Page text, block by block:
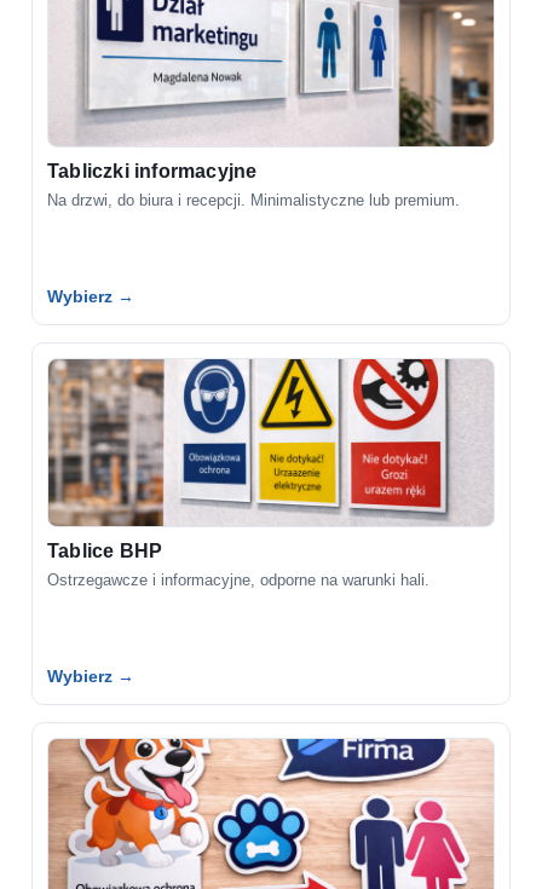
Tabliczki informacyjne
Na drzwi, do biura i recepcji. Minimalistyczne lub premium.
Wybierz →
Tablice BHP
Ostrzegawcze i informacyjne, odporne na warunki hali.
Wybierz →